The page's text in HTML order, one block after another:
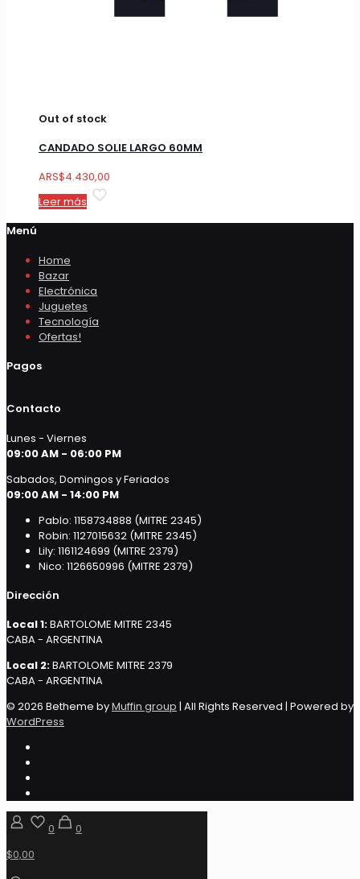
Out of stock
CANDADO SOLIE LARGO 60MM
ARS$4.430,00
Leer más
Menú
Home
Bazar
Electrónica
Juguetes
Tecnología
Ofertas!
Pagos
Contacto
Lunes - Viernes
09:00 AM - 06:00 PM
Sabados, Domingos y Feriados
09:00 AM - 14:00 PM
Pablo: 1158734888 (MITRE 2345)
Robin: 1127015632 (MITRE 2345)
Lily: 1161124699 (MITRE 2379)
Nico: 1126650996 (MITRE 2379)
Dirección
Local 1:BARTOLOME MITRE 2345
CABA - ARGENTINA
Local 2:BARTOLOME MITRE 2379
CABA - ARGENTINA
© 2026 Betheme byMuffin group | All Rights Reserved | Powered by
WordPress
0
0
$0,00